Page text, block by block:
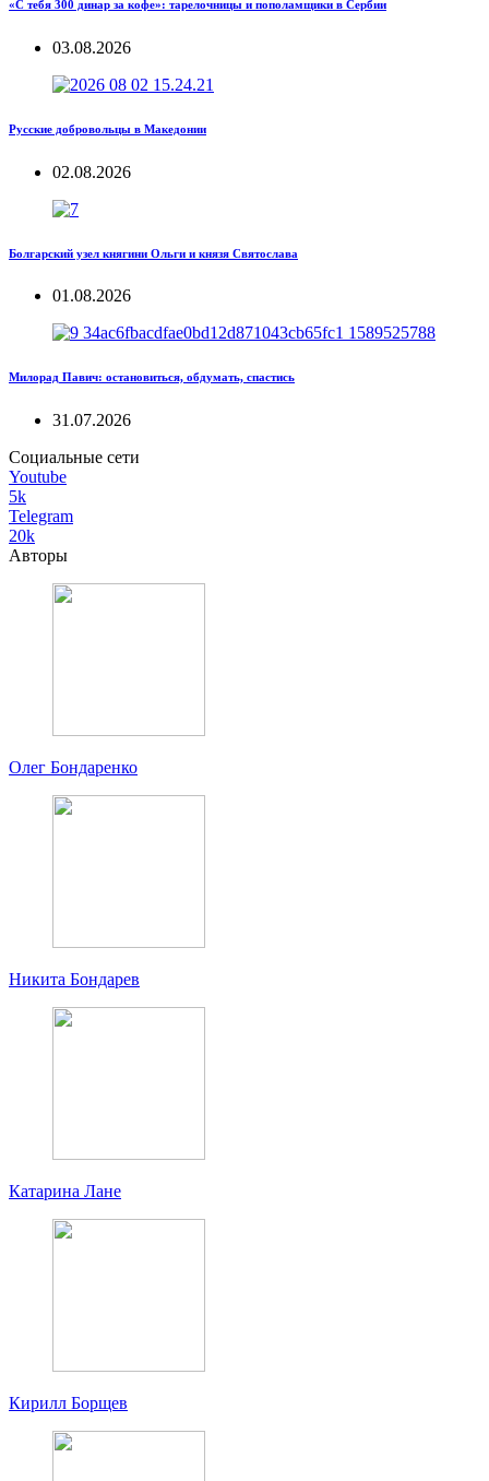
«С тебя 300 динар за кофе»: тарелочницы и пополамщики в Сербии
03.08.2026
Русские добровольцы в Македонии
02.08.2026
Болгарский узел княгини Ольги и князя Святослава
01.08.2026
Милорад Павич: остановиться, обдумать, спастись
31.07.2026
Социальные сети
Youtube
5k
Telegram
20k
Авторы
Олег Бондаренко
Никита Бондарев
Катарина Лане
Кирилл Борщев